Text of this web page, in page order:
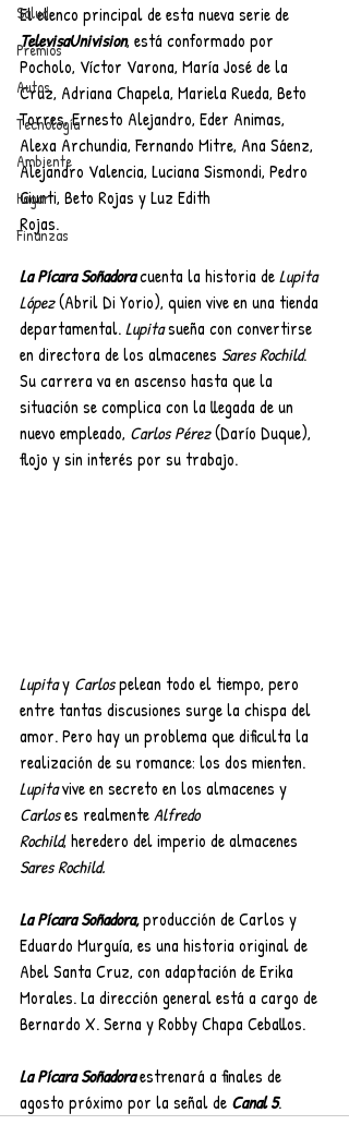
Salud
Premios
Autos
Tecnología
Ambiente
Hogar
Finanzas
El elenco principal de esta nueva serie de
TelevisaUnivision, está conformado por
Pocholo, Víctor Varona, María José de la
Cruz, Adriana Chapela, Mariela Rueda, Beto
Torres, Ernesto Alejandro, Eder Animas,
Alexa Archundia, Fernando Mitre, Ana Sáenz,
Alejandro Valencia, Luciana Sismondi, Pedro
Giunti, Beto Rojas y Luz Edith
Rojas.
La Pícara Soñadora cuenta la historia de Lupita
López (Abril Di Yorio), quien vive en una tienda
departamental. Lupita sueña con convertirse
en directora de los almacenes Sares Rochild.
Su carrera va en ascenso hasta que la
situación se complica con la llegada de un
nuevo empleado, Carlos Pérez (Darío Duque),
flojo y sin interés por su trabajo.
Lupita y Carlos pelean todo el tiempo, pero
entre tantas discusiones surge la chispa del
amor. Pero hay un problema que dificulta la
realización de su romance: los dos mienten.
Lupita vive en secreto en los almacenes y
Carlos es realmente Alfredo
Rochild, heredero del imperio de almacenes
Sares Rochild.
La Pícara Soñadora, producción de Carlos y
Eduardo Murguía, es una historia original de
Abel Santa Cruz, con adaptación de Erika
Morales. La dirección general está a cargo de
Bernardo X. Serna y Robby Chapa Ceballos.
La Pícara Soñadora estrenará a finales de
agosto próximo por la señal de Canal 5.